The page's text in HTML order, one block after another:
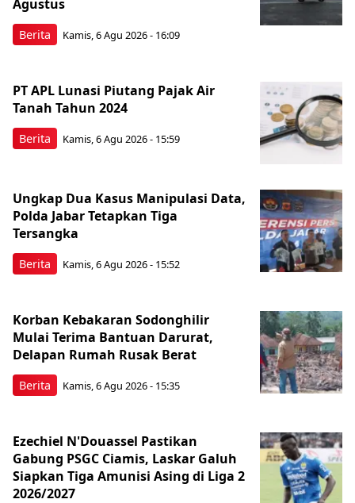
Berita
Agustus
Kamis, 6 Agu 2026 - 16:09
Berita
PT APL Lunasi Piutang Pajak Air
Tanah Tahun 2024
Kamis, 6 Agu 2026 - 15:59
Berita
Ungkap Dua Kasus Manipulasi Data,
Polda Jabar Tetapkan Tiga
Tersangka
Kamis, 6 Agu 2026 - 15:52
Berita
Korban Kebakaran Sodonghilir
Mulai Terima Bantuan Darurat,
Delapan Rumah Rusak Berat
Kamis, 6 Agu 2026 - 15:35
Ezechiel N'Douassel Pastikan
Gabung PSGC Ciamis, Laskar Galuh
Siapkan Tiga Amunisi Asing di Liga 2
2026/2027